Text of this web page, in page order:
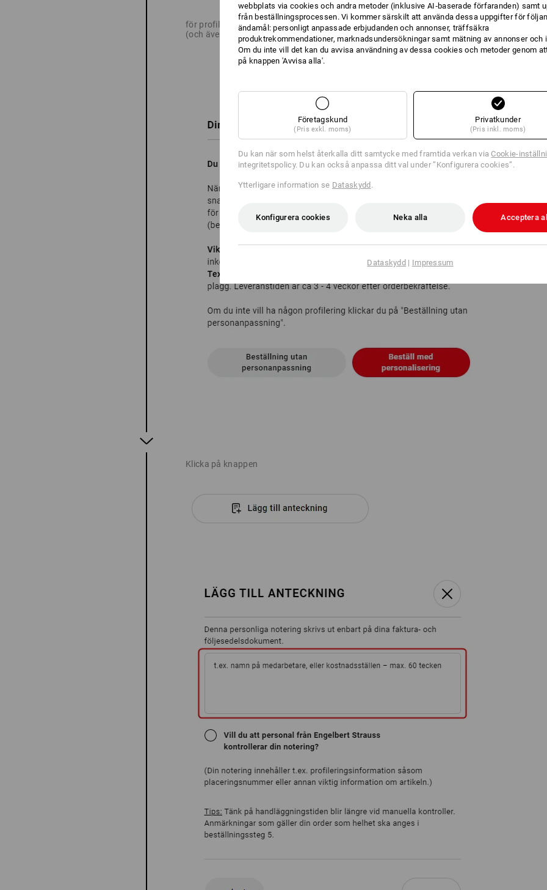
för profilering
(och även ladda upp logotypmallar direkt om så önskas)
Klicka på knappen
webbplats via cookies och andra metoder (inklusive AI‑baserade förfaranden) samt
från beställningsprocessen. Vi kommer särskilt att använda dessa uppgifter för
ändamål: personligt anpassade erbjudanden och annonser, träffsäkra
produktrekommendationer, marknadsundersökningar samt mätning av annonser och
Om du inte vill det kan du avvisa användning av dessa cookies och metoder genom
på knappen 'Avvisa alla'.
Företagskund
(Pris exkl. moms)
Privatkunder
(Pris inkl. moms)
Du kan när som helst återkalla ditt samtycke med framtida verkan viaCookie-
integritetspolicy. Du kan också anpassa ditt val under ”Konfigurera cookies”.
Ytterligare information se Dataskydd.
Konfigurera cookies Neka alla Acceptera
Dataskydd | Impressum